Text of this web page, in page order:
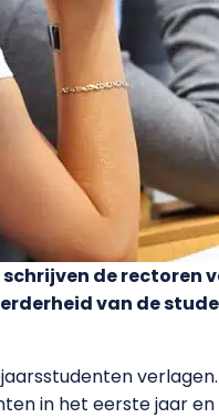
de rectoren
van de
in het eerste jaar